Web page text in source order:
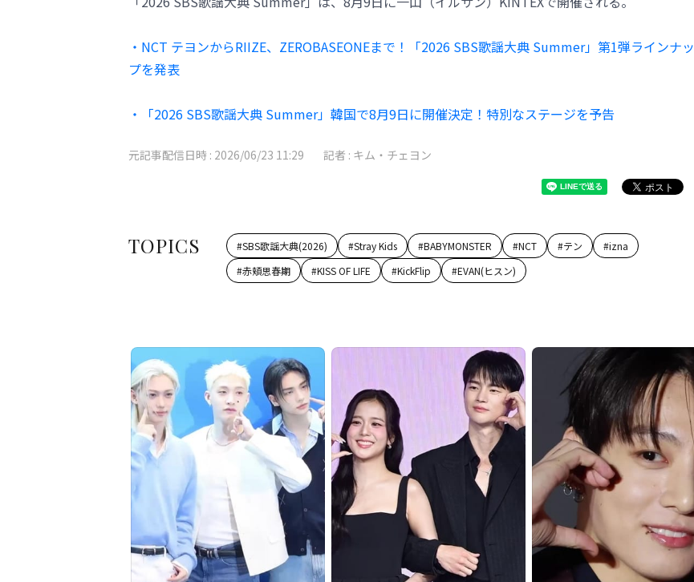
・NCT テヨンからRIIZE、ZEROBASEONEまで！「2026 SBS歌謡大典 Summer」第1弾ラインナッ
プを発表
・「2026 SBS歌謡大典 Summer」韓国で8月9日に開催決定！特別なステージを予告
元記事配信日時 : 2026/06/23 11:29 記者 : キム・チェヨン
TOPICS #SBS歌謡大典(2026) #Stray Kids #BABYMONSTER #NCT #テン #izna
#赤頬思春期 #KISS OF LIFE #KickFlip #EVAN(ヒスン)